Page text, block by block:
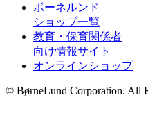
ボーネルンド
ショップ一覧
教育・保育関係者
向け情報サイト
オンラインショップ
© BørneLund Corporation. All